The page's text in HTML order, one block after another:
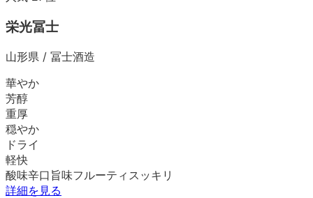
栄光冨士
山形県 / 冨士酒造
華やか
芳醇
重厚
穏やか
ドライ
軽快
酸味辛口 旨味フルーティ スッキリ
詳細を見る